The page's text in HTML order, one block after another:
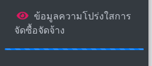
ข้อมูลความโปร่งใสการ
จัดซื้อจัดจ้าง